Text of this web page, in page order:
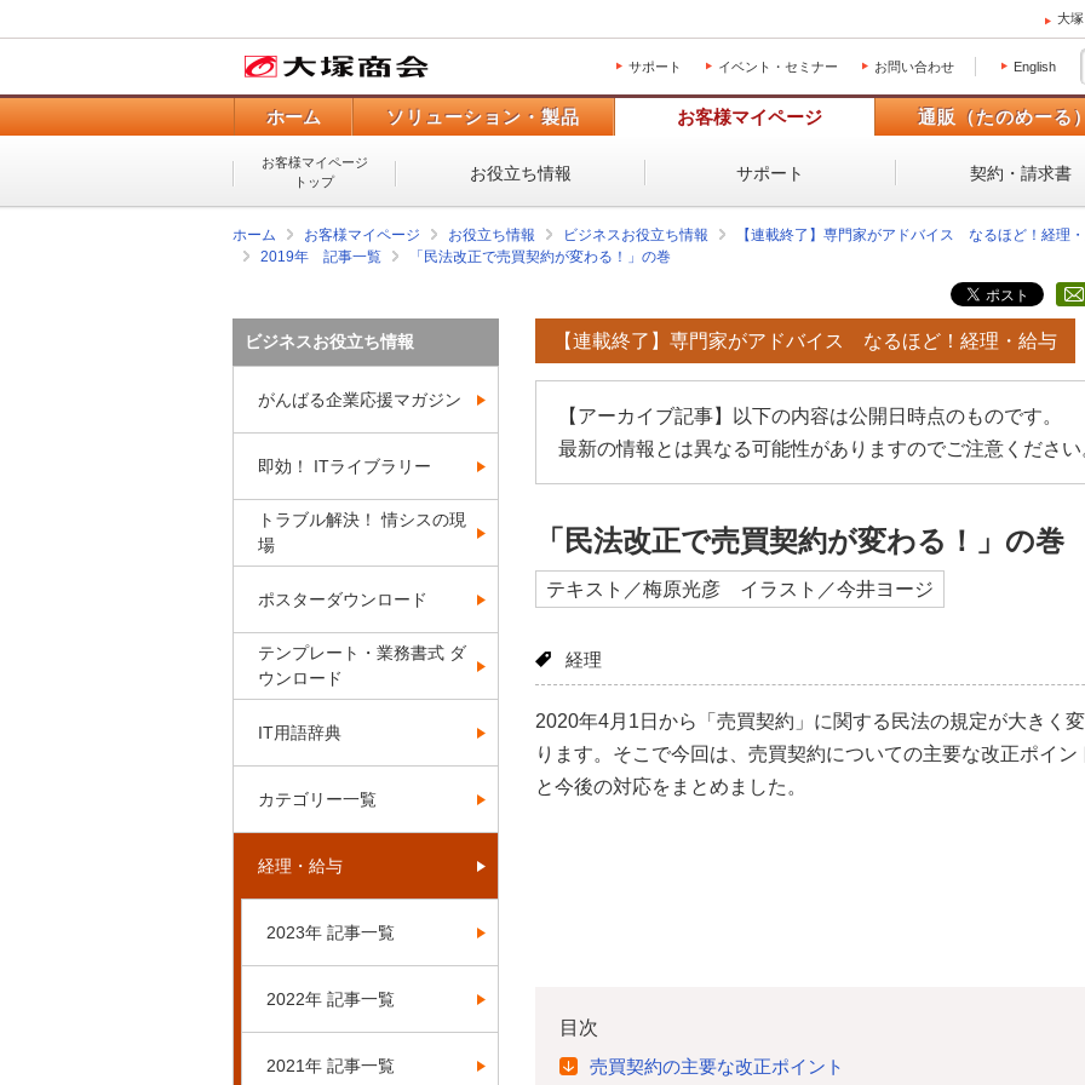
大
サポート イベント・セミナー お問い合わせ English
ホーム ソリューション・製品 お客様マイページ 通販（たのめーる
お客様マイページ
トップ
お役立ち情報 サポート 契約・請求書
ホーム お客様マイページ お役立ち情報 ビジネスお役立ち情報
【連載終了】専門家がアドバイス なるほど！経理
2019年 記事一覧
「民法改正で売買契約が変わる！」の巻
【連載終了】専門家がアドバイス なるほど！経理・給与
【アーカイブ記事】以下の内容は公開日時点のものです。
最新の情報とは異なる可能性がありますのでご注意ください
「民法改正で売買契約が変わる！」の巻
テキスト／梅原光彦 イラスト／今井ヨージ
経理
2020年4月1日から「売買契約」に関する民法の規定が大きく
ります。そこで今回は、売買契約についての主要な改正ポイン
と今後の対応をまとめました。
目次
売買契約の主要な改正ポイント
ビジネスお役立ち情報
がんばる企業応援マガジン
即効！ ITライブラリー
トラブル解決！ 情シスの現
場
ポスターダウンロード
テンプレート・業務書式 ダ
ウンロード
IT用語辞典
カテゴリー一覧
経理・給与
2023年 記事一覧
2022年 記事一覧
2021年 記事一覧